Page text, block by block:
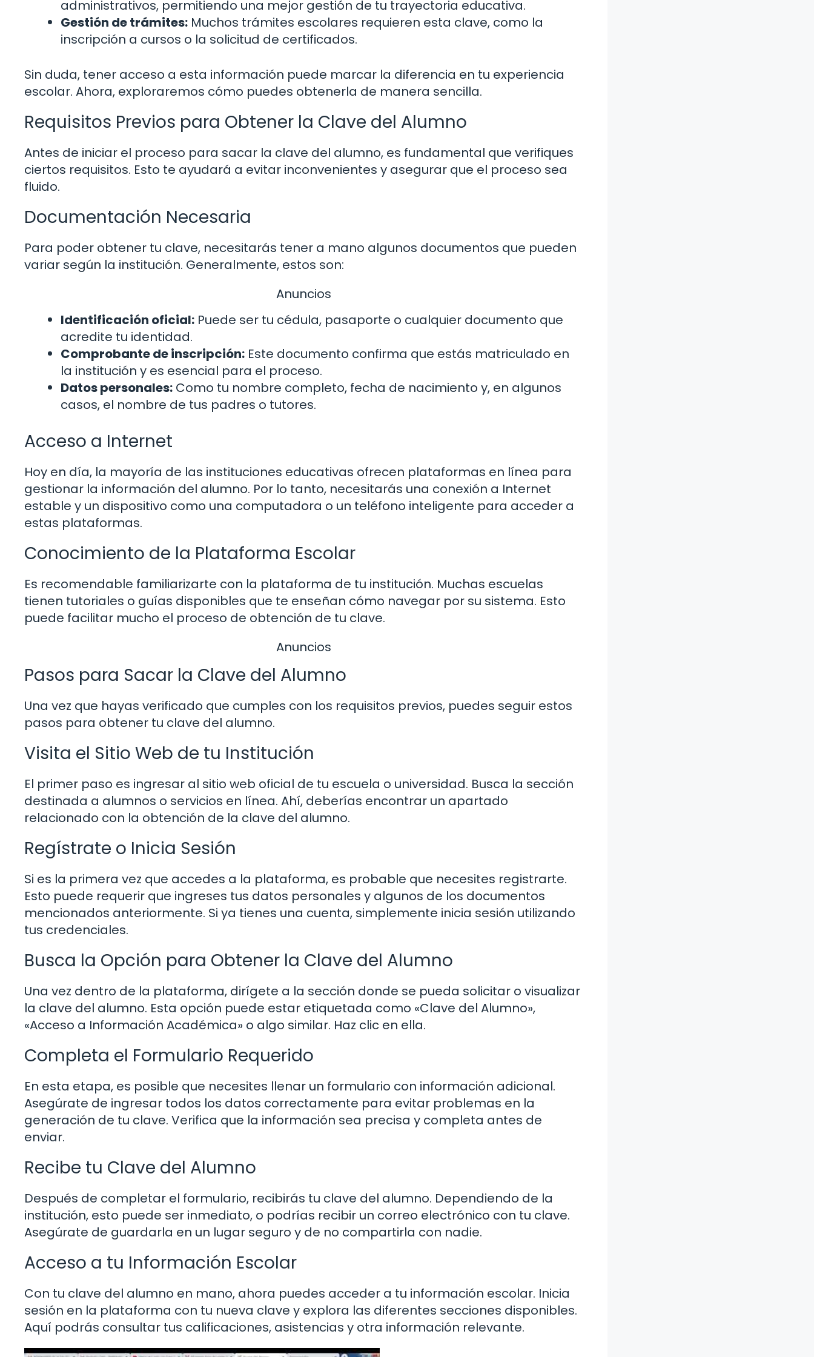
administrativos, permitiendo una mejor gestión de tu trayectoria educativa.
Gestión de trámites: Muchos trámites escolares requieren esta clave, como la
inscripción a cursos o la solicitud de certificados.
Sin duda, tener acceso a esta información puede marcar la diferencia en tu experiencia
escolar. Ahora, exploraremos cómo puedes obtenerla de manera sencilla.
Requisitos Previos para Obtener la Clave del Alumno
Antes de iniciar el proceso para sacar la clave del alumno, es fundamental que verifiques
ciertos requisitos. Esto te ayudará a evitar inconvenientes y asegurar que el proceso sea
fluido.
Documentación Necesaria
Para poder obtener tu clave, necesitarás tener a mano algunos documentos que pueden
variar según la institución. Generalmente, estos son:
Anuncios
Identificación oficial: Puede ser tu cédula, pasaporte o cualquier documento que
acredite tu identidad.
Comprobante de inscripción: Este documento confirma que estás matriculado en
la institución y es esencial para el proceso.
Datos personales: Como tu nombre completo, fecha de nacimiento y, en algunos
casos, el nombre de tus padres o tutores.
Acceso a Internet
Hoy en día, la mayoría de las instituciones educativas ofrecen plataformas en línea para
gestionar la información del alumno. Por lo tanto, necesitarás una conexión a Internet
estable y un dispositivo como una computadora o un teléfono inteligente para acceder a
estas plataformas.
Conocimiento de la Plataforma Escolar
Es recomendable familiarizarte con la plataforma de tu institución. Muchas escuelas
tienen tutoriales o guías disponibles que te enseñan cómo navegar por su sistema. Esto
puede facilitar mucho el proceso de obtención de tu clave.
Anuncios
Pasos para Sacar la Clave del Alumno
Una vez que hayas verificado que cumples con los requisitos previos, puedes seguir estos
pasos para obtener tu clave del alumno.
Visita el Sitio Web de tu Institución
El primer paso es ingresar al sitio web oficial de tu escuela o universidad. Busca la sección
destinada a alumnos o servicios en línea. Ahí, deberías encontrar un apartado
relacionado con la obtención de la clave del alumno.
Regístrate o Inicia Sesión
Si es la primera vez que accedes a la plataforma, es probable que necesites registrarte.
Esto puede requerir que ingreses tus datos personales y algunos de los documentos
mencionados anteriormente. Si ya tienes una cuenta, simplemente inicia sesión utilizando
tus credenciales.
Busca la Opción para Obtener la Clave del Alumno
Una vez dentro de la plataforma, dirígete a la sección donde se pueda solicitar o visualizar
la clave del alumno. Esta opción puede estar etiquetada como «Clave del Alumno»,
«Acceso a Información Académica» o algo similar. Haz clic en ella.
Completa el Formulario Requerido
En esta etapa, es posible que necesites llenar un formulario con información adicional.
Asegúrate de ingresar todos los datos correctamente para evitar problemas en la
generación de tu clave. Verifica que la información sea precisa y completa antes de
enviar.
Recibe tu Clave del Alumno
Después de completar el formulario, recibirás tu clave del alumno. Dependiendo de la
institución, esto puede ser inmediato, o podrías recibir un correo electrónico con tu clave.
Asegúrate de guardarla en un lugar seguro y de no compartirla con nadie.
Acceso a tu Información Escolar
Con tu clave del alumno en mano, ahora puedes acceder a tu información escolar. Inicia
sesión en la plataforma con tu nueva clave y explora las diferentes secciones disponibles.
Aquí podrás consultar tus calificaciones, asistencias y otra información relevante.